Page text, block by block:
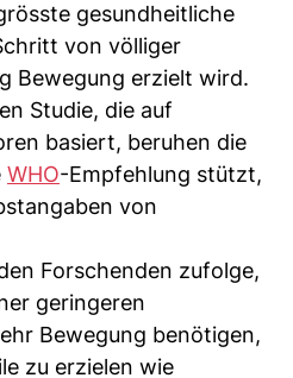
gesundheitliche
von völliger
Bewegung erzielt wird.
Studie, die auf
basiert, beruhen die
WHO-Empfehlung stützt,
von
Forschenden zufolge,
geringeren
Bewegung benötigen,
zu erzielen wie